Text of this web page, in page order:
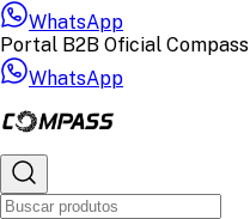
WhatsApp
Portal B2B Oficial Compass
WhatsApp